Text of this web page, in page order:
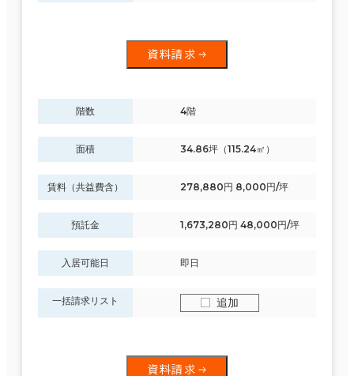
資料請求
階数 4階
面積 34.86坪（115.24㎡）
賃料（共益費含） 278,880円 8,000円/坪
預託金 1,673,280円 48,000円/坪
入居可能日 即日
一括請求リスト 追加
資料請求